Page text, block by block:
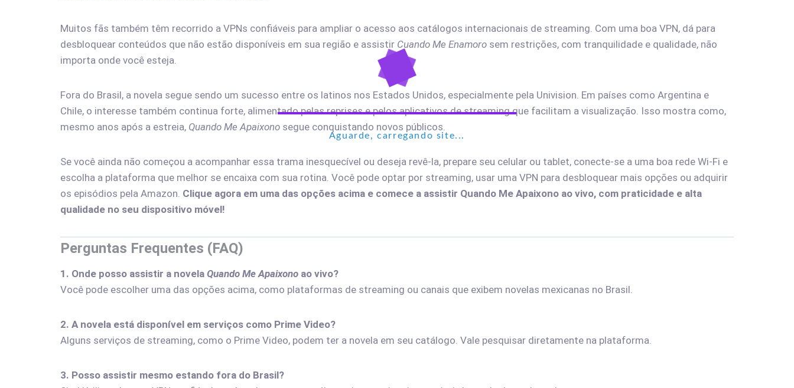
Aguarde, carregando site...
Muitos fãs também têm recorrido a VPNs confiáveis para ampliar o acesso aos catálogos internacionais de streaming. Com uma boa VPN, dá para
desbloquear conteúdos que não estão disponíveis em sua região e assistir Cuando Me Enamoro sem restrições, com tranquilidade e qualidade, não
importa onde você esteja.
Fora do Brasil, a novela segue sendo um sucesso entre os latinos nos Estados Unidos, especialmente pela Univision. Em países como Argentina e
Chile, o interesse também continua forte, alimentado pelas reprises e pelos aplicativos de streaming que facilitam a visualização. Isso mostra como,
mesmo anos após a estreia, Quando Me Apaixono segue conquistando novos públicos.
Se você ainda não começou a acompanhar essa trama inesquecível ou deseja revê-la, prepare seu celular ou tablet, conecte-se a uma boa rede Wi-Fi e
escolha a plataforma que melhor se encaixa com sua rotina. Você pode optar por streaming, usar uma VPN para desbloquear mais opções ou adquirir
os episódios pela Amazon. Clique agora em uma das opções acima e comece a assistir Quando Me Apaixono ao vivo, com praticidade e alta
qualidade no seu dispositivo móvel!
Perguntas Frequentes (FAQ)
1. Onde posso assistir a novela Quando Me Apaixono ao vivo?
Você pode escolher uma das opções acima, como plataformas de streaming ou canais que exibem novelas mexicanas no Brasil.
2. A novela está disponível em serviços como Prime Video?
Alguns serviços de streaming, como o Prime Video, podem ter a novela em seu catálogo. Vale pesquisar diretamente na plataforma.
3. Posso assistir mesmo estando fora do Brasil?